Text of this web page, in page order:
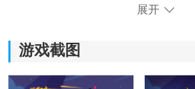
展开
游戏截图